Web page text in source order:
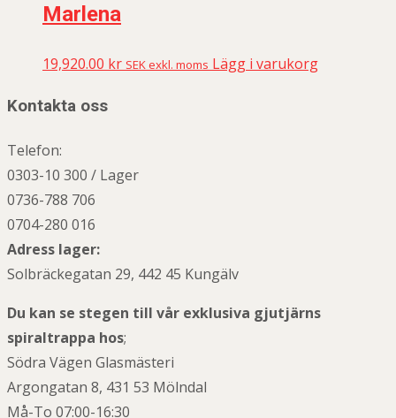
Marlena
19,920.00 kr SEK exkl. moms Lägg i varukorg
Kontakta oss
Telefon:
0303-10 300 / Lager
0736-788 706
0704-280 016
Adress lager:
Solbräckegatan 29, 442 45 Kungälv
Du kan se stegen till vår exklusiva gjutjärns
spiraltrappa hos;
Södra Vägen Glasmästeri
Argongatan 8, 431 53 Mölndal
Må-To 07:00-16:30